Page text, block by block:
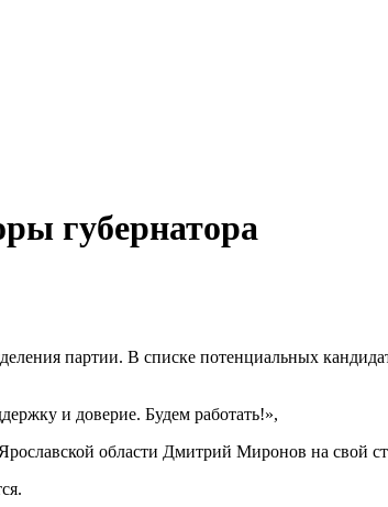
губернатора
партии. В списке потенциальных
и доверие. Будем работать!»,
области Дмитрий Миронов на свой